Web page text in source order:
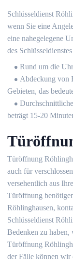
Schlüsseldienst
wenn Sie eine
eine nahegelegene
des
Rund um die
Abdeckung von
Gebieten, das
beträgt 15-20
Türöffnung
auch für
versehentlich aus
Türöffnung
Röhlinghausen,
Schlüsseldienst
Bedenken zu haben,
Türöffnung
der Fälle können